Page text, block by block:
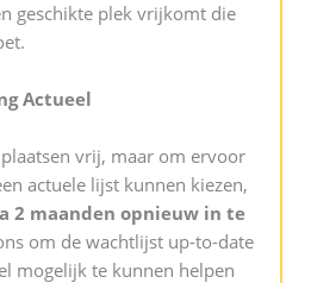
geschikte plek vrijkomt die
Actueel
vrij, maar om ervoor
actuele lijst kunnen kiezen,
2 maanden opnieuw in te
om de wachtlijst up-to-date
mogelijk te kunnen helpen